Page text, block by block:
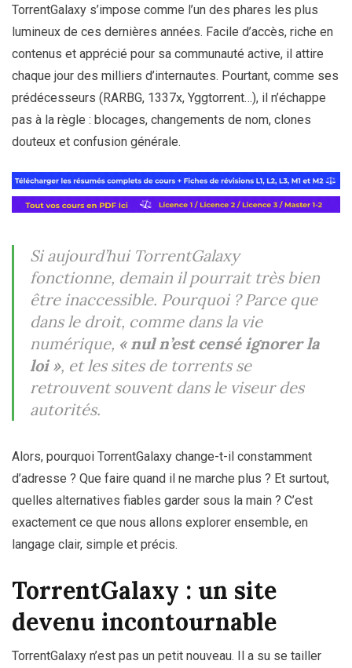
TorrentGalaxy s’impose comme l’un des phares les plus
lumineux de ces dernières années. Facile d’accès, riche en
contenus et apprécié pour sa communauté active, il attire
chaque jour des milliers d’internautes. Pourtant, comme ses
prédécesseurs (RARBG, 1337x, Yggtorrent…), il n’échappe
pas à la règle : blocages, changements de nom, clones
douteux et confusion générale.
Si aujourd’hui TorrentGalaxy
fonctionne, demain il pourrait très bien
être inaccessible. Pourquoi ? Parce que
dans le droit, comme dans la vie
numérique, « nul n’est censé ignorer la
loi », et les sites de torrents se
retrouvent souvent dans le viseur des
autorités.
Alors, pourquoi TorrentGalaxy change-t-il constamment
d’adresse ? Que faire quand il ne marche plus ? Et surtout,
quelles alternatives fiables garder sous la main ? C’est
exactement ce que nous allons explorer ensemble, en
langage clair, simple et précis.
TorrentGalaxy : un site
devenu incontournable
TorrentGalaxy n’est pas un petit nouveau. Il a su se tailler